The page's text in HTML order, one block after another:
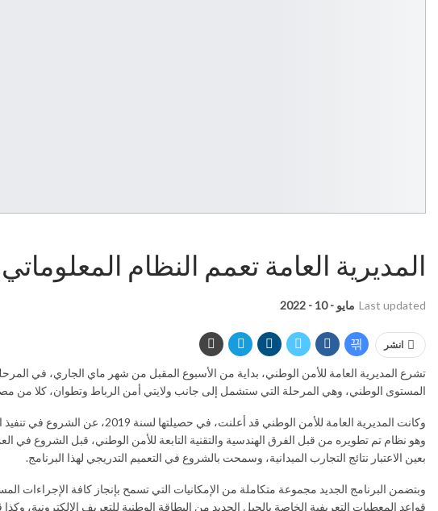
المديرية العامة تعمم النظام
Last updated مايو - 10 - 2022
انشر
تشرع المديرية العامة للأمن الوطني، بداية من الأسبوع المقبل من شهر ماي الجاري، في
المستوى الوطني، وهي المرحلة التي ستشمل إلى جانب ولايتي أمن الرباط وتطوان، كلا من
وكانت المديرية العامة للأمن
وهو نظام تم تطويره من قبل الفرق الهندسية والتقنية التابعة للأمن الوطني، قبل الشروع في
بعين الاعتبار نتائج التجارب الميدانية، وسمحت بالشروع في التعميم التدريجي لهذا البرنامج.
وبتضمن البرنامج الجديد مجموعة متكاملة من الإمكانيات التي تسمح بإنجاز كافة الإجراءات